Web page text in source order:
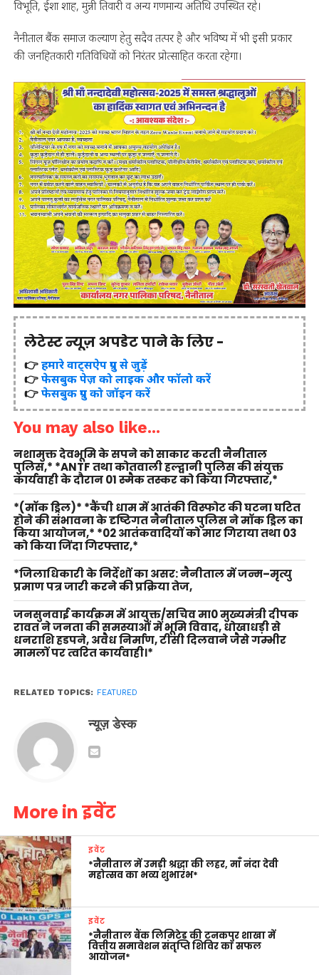
विभूति, ईशा शाह, मुन्नी तिवारी व अन्य गणमान्य अतिथि उपस्थित रहे।
नैनीताल बैंक समाज कल्याण हेतु सदैव तत्पर है और भविष्य में भी इसी प्रकार
की जनहितकारी गतिविधियों को निरंतर प्रोत्साहित करता रहेगा।
लेटेस्ट न्यूज़ अपडेट पाने के लिए -
👉हमारे वाट्सऐप ग्रुप से जुड़ें
👉फेसबुक पेज़ को लाइक और फॉलो करें
👉फेसबुक ग्रुप को जॉइन करें
You may also like...
नशामुक्त देवभूमि के सपने को साकार करती नैनीताल
पुलिस,* *ANTF तथा कोतवाली हल्द्वानी पुलिस की संयुक्त
कार्यवाही के दौरान 01 स्मैक तस्कर को किया गिरफ्तार,*
*(मॉक ड्रिल)* *कैंची धाम में आतंकी विस्फोट की घटना घटित
होने की संभावना के दृष्टिगत नैनीताल पुलिस ने मॉक ड्रिल का
किया आयोजन,* *02 आतंकवादियों को मार गिराया तथा 03
को किया जिंदा गिरफ्तार,*
*जिलाधिकारी के निर्देशों का असर: नैनीताल में जन्म–मृत्यु
प्रमाण पत्र जारी करने की प्रक्रिया तेज,
जनसुनवाई कार्यक्रम में आयुक्त/सचिव मा0 मुख्यमंत्री दीपक
रावत ने जनता की समस्याओं में भूमि विवाद, धोखाधड़ी से
धनराशि हडपने, अवैध निर्माण, टीसी दिलवाने जैसे गम्भीर
मामलों पर त्वरित कार्यवाही।*
RELATED TOPICS: FEATURED
न्यूज़ डेस्क
More in इवेंट
इवेंट
*नैनीताल में उमड़ी श्रद्धा की लहर, माँ नंदा देवी
महोत्सव का भव्य शुभारंभ*
इवेंट
*नैनीताल बैंक लिमिटेड की टनकपुर शाखा में
वित्तीय समावेशन संतृप्ति शिविर का सफल
आयोजन*